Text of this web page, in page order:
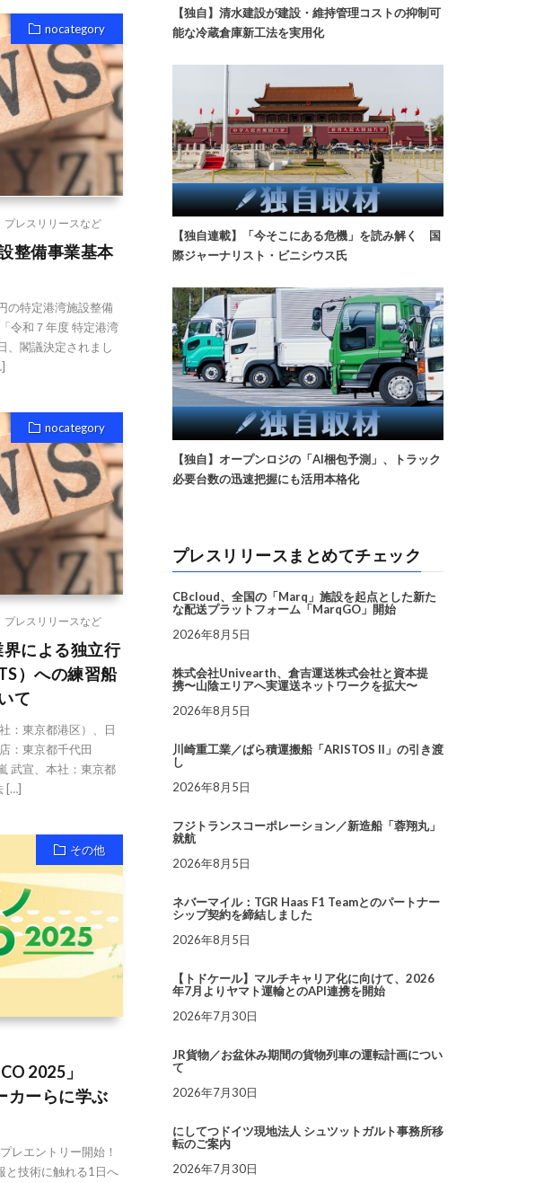
nocategory
プレスリリースなど
整備事業基本
の特定港湾施設整備
令和７年度 特定港湾
、閣議決定されまし
nocategory
プレスリリースなど
による独立行
）への練習船
て
：東京都港区）、日
：東京都千代田
武宣、本社：東京都
[…]
その他
2025」
カーらに学ぶ
レエントリー開始！
と技術に触れる1日へ
【独自】清水建設が建設・維持管理コストの抑制可
能な冷蔵倉庫新工法を実用化
【独自連載】「今そこにある危機」を読み解く 国
際ジャーナリスト・ビニシウス氏
【独自】オープンロジの「AI梱包予測」、トラック
必要台数の迅速把握にも活用本格化
プレスリリースまとめてチェック
CBcloud、全国の「Marq」施設を起点とした新た
な配送プラットフォーム「MarqGO」開始
2026年8月5日
株式会社Univearth、倉吉運送株式会社と資本提
携〜山陰エリアへ実運送ネットワークを拡大〜
2026年8月5日
川崎重工業／ばら積運搬船「ARISTOS II」の引き渡
し
2026年8月5日
フジトランスコーポレーション／新造船「蓉翔丸」
就航
2026年8月5日
ネバーマイル：TGR Haas F1 Teamとのパートナー
シップ契約を締結しました
2026年8月5日
【トドケール】マルチキャリア化に向けて、2026
年7月よりヤマト運輸とのAPI連携を開始
2026年7月30日
JR貨物／お盆休み期間の貨物列車の運転計画につい
て
2026年7月30日
にしてつドイツ現地法人 シュツットガルト事務所移
転のご案内
2026年7月30日